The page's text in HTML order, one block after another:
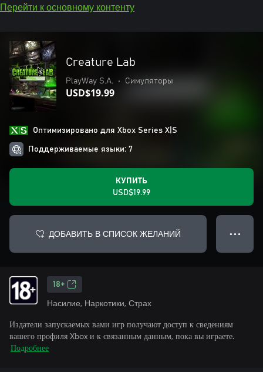
Перейти к основному контенту
Creature Lab
PlayWay S.A. • Симуляторы
USD$19.99
Оптимизировано для Xbox Series X|S
Поддерживаемые языки: 7
КУПИТЬ
USD$19.99
ДОБАВИТЬ В СПИСОК ЖЕЛАНИЙ ● ● ●
18+
Насилие, Наркотики, Страх
Издатели запускаемых вами игр получают доступ к сведениям
вашего профиля Xbox и к связанным данным, пока вы играете.
Подробнее